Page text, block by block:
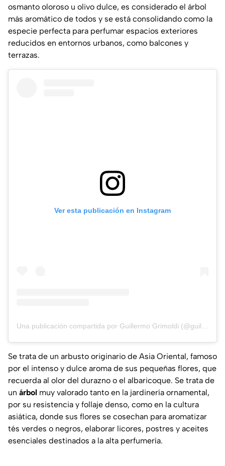
osmanto oloroso u olivo dulce, es considerado el árbol
más aromático de todos y se está consolidando como la
especie perfecta para perfumar espacios exteriores
reducidos en entornos urbanos, como balcones y
terrazas.
Ver esta publicación en Instagram
Se trata de un arbusto originario de Asia Oriental, famoso
por el intenso y dulce aroma de sus pequeñas flores, que
recuerda al olor del durazno o el albaricoque. Se trata de
un árbol muy valorado tanto en la jardinería ornamental,
por su resistencia y follaje denso, como en la cultura
asiática, donde sus flores se cosechan para aromatizar
tés verdes o negros, elaborar licores, postres y aceites
esenciales destinados a la alta perfumería.